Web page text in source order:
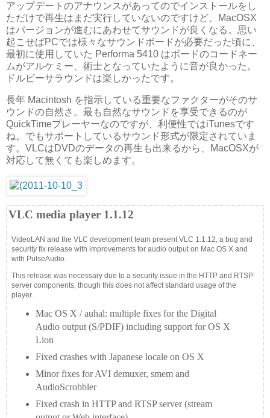
アップデートのアナウンスがあってのでインストールをし
ただけで再生はまだ実行していないのですけど、MacOSX
はバージョンが進むにあわせてサウンドが良くなる。思い
起こせばPCでは様々なサウンドボードが必要だった頃に、
最初に使用していた Performa 5410 はボードのコードネー
ムがアルケミー、術士となっていたように音が良かった。
ドルビーサラウンドは楽しかったです。
長年 Macintosh を指示している重要なファクターがそのサ
ウンドの自然さ。最も自然なサウンドを享受できるのが
QuickTimeプレーヤーなのですが、利便性ではiTunesです
ね。でもサポートしているサウンド形式が限定されていま
す。VLCはDVDのデータの再生も出来るから、MacOSXが
対応して無くても楽しめます。
VLC media player 1.1.12
VideoLAN and the VLC development team present VLC 1.1.12, a bug and
security fix release with improvements for audio output on Mac OS X and
with PulseAudio.
This release was necessary due to a security issue in the HTTP and RTSP
server components, though this does not affect standard usage of the
player.
Mac OS X / auhal: multiple fixes for the Digital
Audio output (S/PDIF) including support for OS X
Lion
Fixed crashes with Japanese locale on OS X
Minor fixes for AVI demuxer, smem and
AudioScrobbler
Fixed crash in HTTP and RTSP server (stream